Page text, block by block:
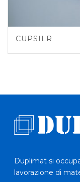
CUPSILR
Duplimat si
lavorazione di